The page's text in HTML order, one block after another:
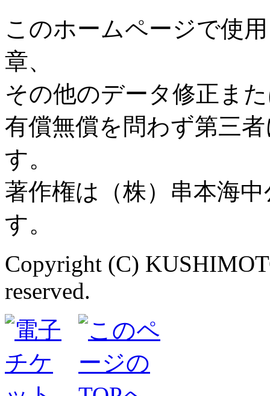
このホームページで使
章、
その他のデータ修正ま
有償無償を問わず第三
す。
著作権は（株）串本海
す。
Copyright (C)
reserved.